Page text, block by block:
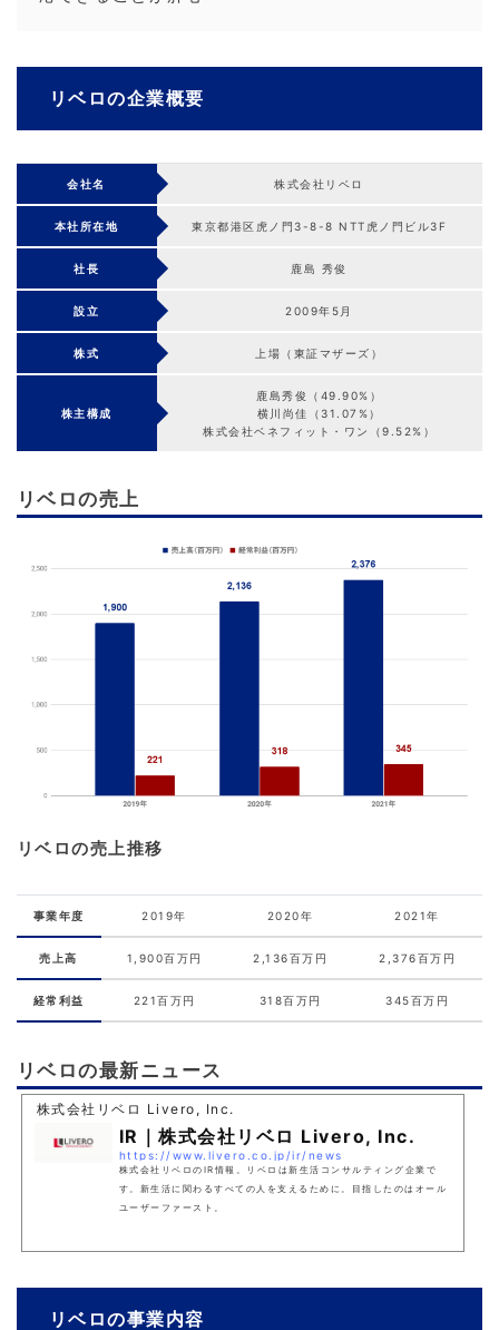
リベロの企業概要
会社名 株式会社リベロ
本社所在地 東京都港区虎ノ門3-8-8 NTT虎ノ門ビル3F
社長 鹿島 秀俊
設立 2009年5月
株式 上場（東証マザーズ）
株主構成
鹿島秀俊（49.90%）
横川尚佳（31.07%）
株式会社ベネフィット・ワン（9.52%）
リベロの売上
リベロの売上推移
事業年度 2019年 2020年 2021年
売上高 1,900百万円 2,136百万円 2,376百万円
経常利益 221百万円 318百万円 345百万円
リベロの最新ニュース
株式会社リベロ Livero, Inc.
IR｜株式会社リベロ Livero, Inc.
https://www.livero.co.jp/ir/news
株式会社リベロのIR情報。リベロは新生活コンサルティング企業で
す。新生活に関わるすべての人を支えるために。目指したのはオール
ユーザーファースト。
リベロの事業内容